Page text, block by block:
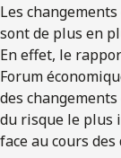
Les
sont de plus en
En effet, le
Forum
des
du risque le plus
face au cours